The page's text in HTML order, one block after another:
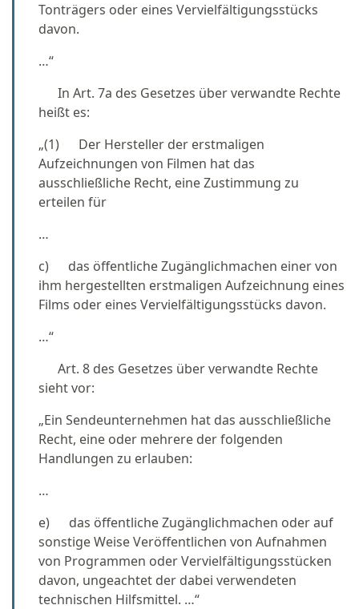
Tonträgers oder eines Vervielfältigungsstücks
davon.
…“
In Art. 7a des Gesetzes über verwandte Rechte
heißt es:
„(1) Der Hersteller der erstmaligen
Aufzeichnungen von Filmen hat das
ausschließliche Recht, eine Zustimmung zu
erteilen für
…
c) das öffentliche Zugänglichmachen einer von
ihm hergestellten erstmaligen Aufzeichnung eines
Films oder eines Vervielfältigungsstücks davon.
…“
Art. 8 des Gesetzes über verwandte Rechte
sieht vor:
„Ein Sendeunternehmen hat das ausschließliche
Recht, eine oder mehrere der folgenden
Handlungen zu erlauben:
…
e) das öffentliche Zugänglichmachen oder auf
sonstige Weise Veröffentlichen von Aufnahmen
von Programmen oder Vervielfältigungsstücken
davon, ungeachtet der dabei verwendeten
technischen Hilfsmittel. …“